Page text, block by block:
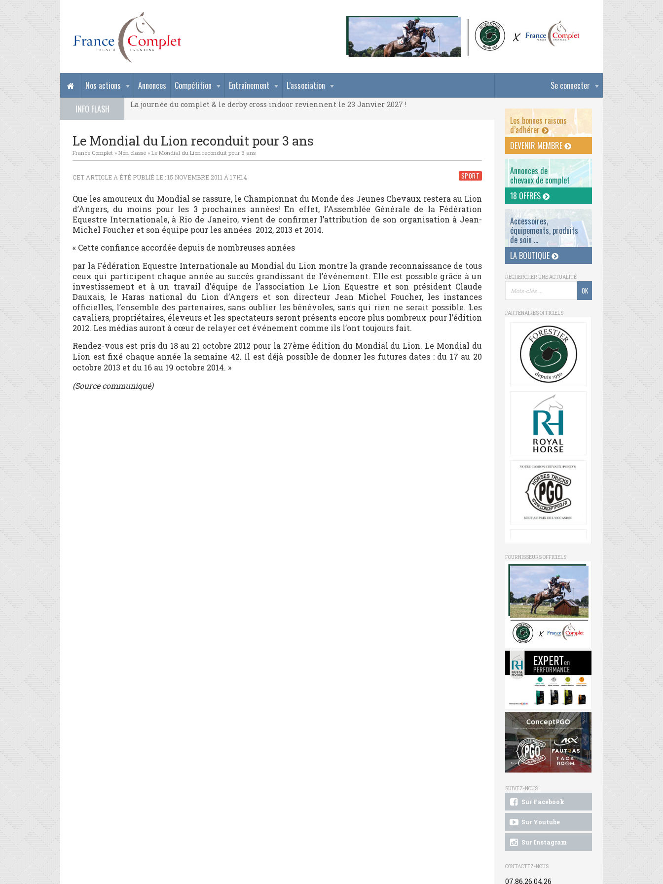
Se connecter
Nos actions Annonces Compétition Entraînement
L’association
INFO FLASH
La journée du complet & le derby cross indoor reviennent le 23 Janvier 2027 !
La journée du complet & le derby cross indoor reviennent le 23 Janvier 2027 !
Le Mondial du Lion reconduit pour 3 ans
France Complet » Non classé » Le Mondial du Lion reconduit pour 3 ans
SPORT
CET ARTICLE A ÉTÉ PUBLIÉ LE : 15 NOVEMBRE 2011 À 17H14
Que les amoureux du Mondial se rassure, le Championnat du Monde des Jeunes Chevaux restera au Lion
d’Angers, du moins pour les 3 prochaines années! En effet, l’Assemblée Générale de la Fédération
Equestre Internationale, à Rio de Janeiro, vient de confirmer l’attribution de son organisation à Jean-
Michel Foucher et son équipe pour les années 2012, 2013 et 2014.
« Cette confiance accordée depuis de nombreuses années
par la Fédération Equestre Internationale au Mondial du Lion montre la grande reconnaissance de tous
ceux qui participent chaque année au succès grandissant de l’événement. Elle est possible grâce à un
investissement et à un travail d’équipe de l’association Le Lion Equestre et son président Claude
Dauxais, le Haras national du Lion d’Angers et son directeur Jean Michel Foucher, les instances
officielles, l’ensemble des partenaires, sans oublier les bénévoles, sans qui rien ne serait possible. Les
cavaliers, propriétaires, éleveurs et les spectateurs seront présents encore plus nombreux pour l’édition
2012. Les médias auront à cœur de relayer cet événement comme ils l’ont toujours fait.
Rendez-vous est pris du 18 au 21 octobre 2012 pour la 27ème édition du Mondial du Lion. Le Mondial du
Lion est fixé chaque année la semaine 42. Il est déjà possible de donner les futures dates : du 17 au 20
octobre 2013 et du 16 au 19 octobre 2014. »
(Source communiqué)
Les bonnes raisons
d’adhérer
DEVENIR MEMBRE
Annonces de
chevaux de complet
18 OFFRES
Accessoires,
équipements, produits
de soin ...
LA BOUTIQUE
RECHERCHER UNE ACTUALITÉ
PARTENAIRES OFFICIELS
FOURNISSEURS OFFICIELS
SUIVEZ-NOUS
Sur Facebook
Sur Youtube
Sur Instagram
CONTACTEZ-NOUS
07.86.26.04.26